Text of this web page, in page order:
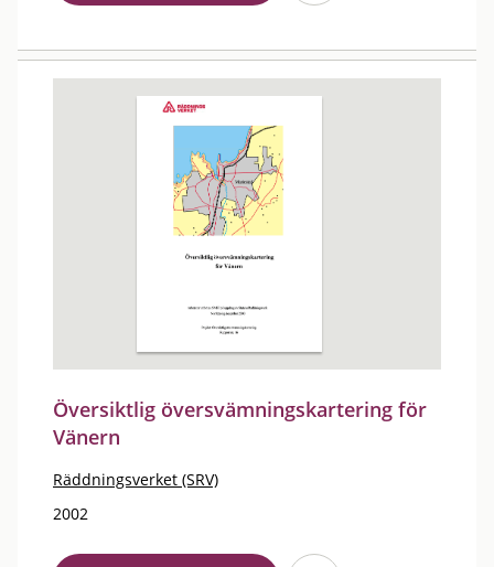
Översiktlig översvämningskartering för
Vänern
Räddningsverket (SRV)
2002